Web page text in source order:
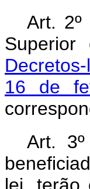
Art.
16 de
Art.